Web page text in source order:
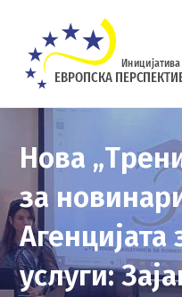
content
Нова
за
услуги: